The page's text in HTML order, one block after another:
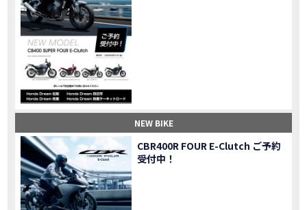
MOVIE 【CBR1000RR-R】スーパースポーツバイクで三重県の新スポットを巡る女子ツーリング|Honda CBR1000RRR Rebel1100 500 250
CAMPAIGN 三重県下 Honda Dreamにてレンタルバイクキャンペーン実施中💫
MOVIE 【アフリカツイン】憧れの大型バイクで1泊2日マスツーリング｜三重県〜静岡県｜Honda CL500 AfricaTwin
MOVIE 【女子ツーリング】穴場スポット満載！三重の美味しいもの・パワースポット！【Honda Dream 松阪】
MOVIE 【CBR600RR】憧れのSSバイクで女子ツーリング|三重県 松阪スタート！Honda Rebel250•500
MOVIE 【中級レベル】スクーター乗りの女性ライダーがライティングスクールに潜入【HMS】Honda 400X
MOVIE 【鈴鹿サーキット】ホンダモーターサイクリストスクールを体験してきました【バイク女子】
CAMPAIGN 【買取強化中】乗らないバイクはHonda Dreamへ！
MOVIE 【祝】Honda CL500納車「かなえさんバイク売れました！」連絡があり行ってきました
MOVIE 【シンガーソングライター茉ひるさんご来店】ホンダドリーム四日市
MOVIE 【ホンダドリーム鈴鹿サーキットロード】オープン当日イベントレポ！
MOVIE 【鈴鹿サーキットに近い！】ホンダドリーム鈴鹿サーキットロードOPEN！ #茉ひる
NEW BIKE
CBR400R FOUR E-Clutch ご予約
受付中！